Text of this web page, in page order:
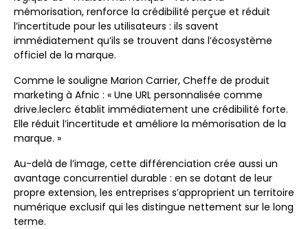
mémorisation, renforce la crédibilité perçue et réduit
l’incertitude pour les utilisateurs : ils savent
immédiatement qu’ils se trouvent dans l’écosystème
officiel de la marque.
Comme le souligne Marion Carrier, Cheffe de produit
marketing à Afnic : « Une URL personnalisée comme
drive.leclerc établit immédiatement une crédibilité forte.
Elle réduit l’incertitude et améliore la mémorisation de la
marque. »
Au-delà de l’image, cette différenciation crée aussi un
avantage concurrentiel durable : en se dotant de leur
propre extension, les entreprises s’approprient un territoire
numérique exclusif qui les distingue nettement sur le long
terme.